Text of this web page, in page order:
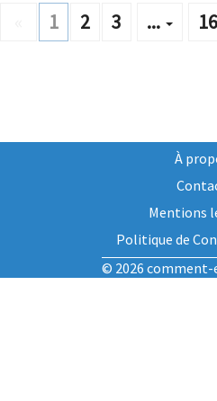
1 2 3 ... 16
À
Mentions
Politique de
© 2026 comment-